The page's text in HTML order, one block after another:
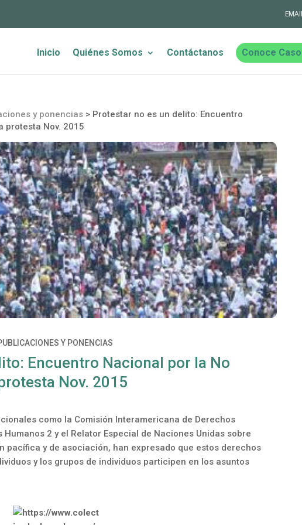
Inicio Quiénes Somos Contáctanos Conoce
y ponencias > Protestar no es un delito: Encuentro
protesta Nov. 2015
Y PONENCIAS
Encuentro Nacional por la No
Nov. 2015
como la Comisión Interamericana de Derechos
Humanos 2 y el Relator Especial de Naciones Unidas sobre
pacífica y de asociación, han expresado que estos derechos
y los grupos de individuos participen en los asuntos